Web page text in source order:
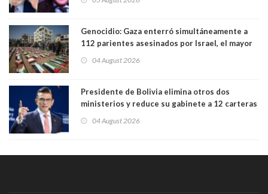
trasandino
Genocidio: Gaza enterró simultáneamente a
112 parientes asesinados por Israel, el mayor
muertos figuran 44 niños y nueve ancianos
04 August 2026
Presidente de Bolivia elimina otros dos
ministerios y reduce su gabinete a 12 carteras
04 August 2026